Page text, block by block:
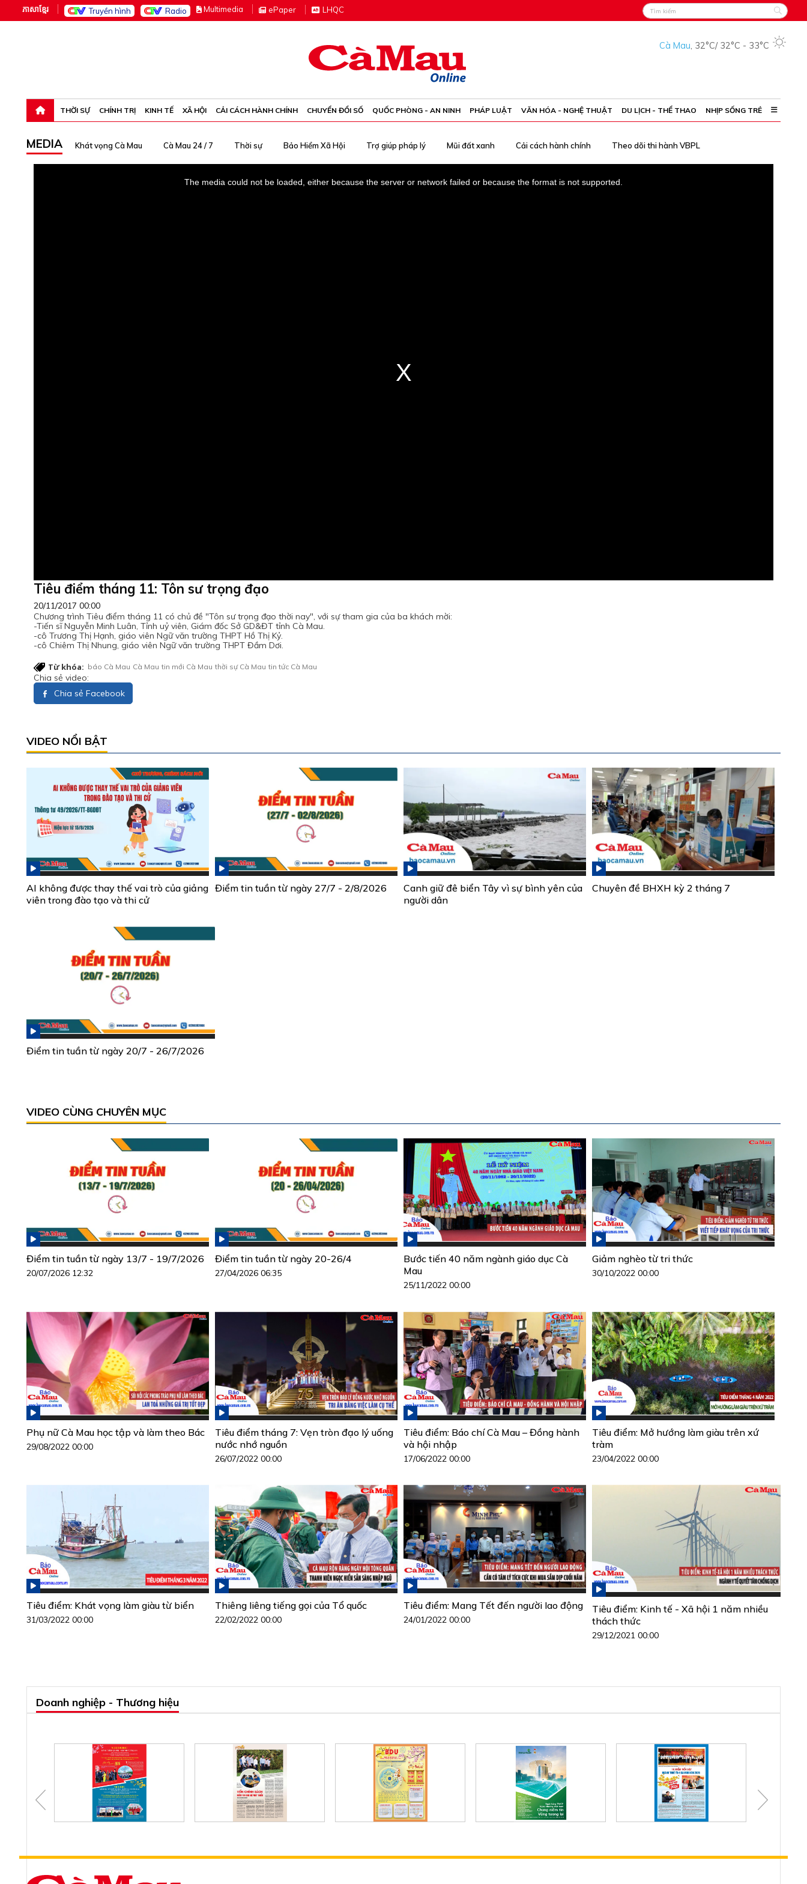
ភាសាខ្មែរ Truyền hình Radio Multimedia ePaper LHQC
Cà Mau, 32°C/ 32°C - 33°C
THỜI SỰ CHÍNH TRỊ KINH TẾ XÃ HỘI CẢI CÁCH HÀNH CHÍNH CHUYỂN ĐỔI SỐ QUỐC PHÒNG - AN NINH PHÁP LUẬT VĂN HÓA - NGHỆ THUẬT DU LỊCH - THỂ THAO NHỊP SỐNG TRẺ
MEDIA Khát vọng Cà Mau Cà Mau 24 / 7 Thời sự Bảo Hiểm Xã Hội Trợ giúp pháp lý Mũi đất xanh Cải cách hành chính Theo dõi thi hành VBPL
The media could not be loaded, either because the server or network failed or because the format is not supported.
Tiêu điểm tháng 11: Tôn sư trọng đạo
20/11/2017 00:00
Chương trình Tiêu điểm tháng 11 có chủ đề "Tôn sư trọng đạo thời nay", với sự tham gia của ba khách mời:
-Tiến sĩ Nguyễn Minh Luân, Tỉnh uỷ viên, Giám đốc Sở GD&ĐT tỉnh Cà Mau.
-cô Trương Thị Hạnh, giáo viên Ngữ văn trường THPT Hồ Thị Kỷ.
-cô Chiêm Thị Nhung, giáo viên Ngữ văn trường THPT Đầm Dơi.
Từ khóa: báo Cà Mau Cà Mau tin mới Cà Mau thời sự Cà Mau tin tức Cà Mau
Chia sẻ video:
Chia sẻ Facebook
VIDEO NỔI BẬT
AI không được thay thế vai trò của giảng
viên trong đào tạo và thi cử
Điểm tin tuần từ ngày 27/7 - 2/8/2026
Canh giữ đê biển Tây vì sự bình yên của
người dân
Chuyên đề BHXH kỳ 2 tháng 7
Điểm tin tuần từ ngày 20/7 - 26/7/2026
VIDEO CÙNG CHUYÊN MỤC
Điểm tin tuần từ ngày 13/7 - 19/7/2026
20/07/2026 12:32
Điểm tin tuần từ ngày 20-26/4
27/04/2026 06:35
Bước tiến 40 năm ngành giáo dục Cà
Mau
25/11/2022 00:00
Giảm nghèo từ tri thức
30/10/2022 00:00
Phụ nữ Cà Mau học tập và làm theo Bác
29/08/2022 00:00
Tiêu điểm tháng 7: Vẹn tròn đạo lý uống
nước nhớ nguồn
26/07/2022 00:00
Tiêu điểm: Báo chí Cà Mau – Đồng hành
và hội nhập
17/06/2022 00:00
Tiêu điểm: Mở hướng làm giàu trên xứ
tràm
23/04/2022 00:00
Tiêu điểm: Khát vọng làm giàu từ biển
31/03/2022 00:00
Thiêng liêng tiếng gọi của Tổ quốc
22/02/2022 00:00
Tiêu điểm: Mang Tết đến người lao động
24/01/2022 00:00
Tiêu điểm: Kinh tế - Xã hội 1 năm nhiều
thách thức
29/12/2021 00:00
Doanh nghiệp - Thương hiệu